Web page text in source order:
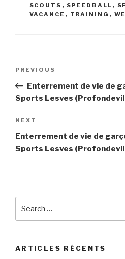
SCOUTS , SPEEDBALL ,
VACANCE , TRAINING ,
l’article
Previous
Post
PREVIOUS
Enterrement de vie de
Sports Lesves
Next
Post
NEXT
Enterrement de vie de
Sports Lesves
ARTICLES RÉCENTS